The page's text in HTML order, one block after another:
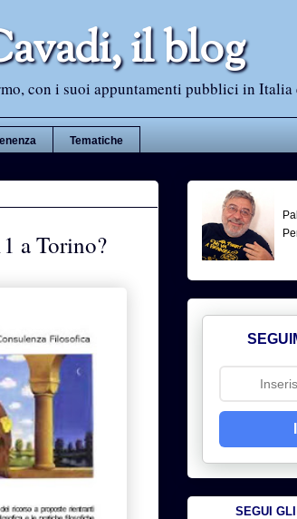
il blog
con i suoi appuntamenti pubblici in
Tematiche
a Torino?
SEGUI